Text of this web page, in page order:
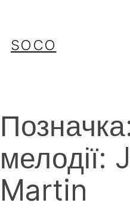
SOCO
мелодії:
Martin